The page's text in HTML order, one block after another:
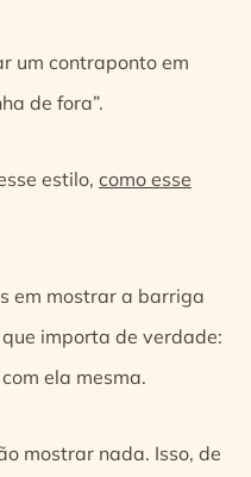
um contraponto em
de fora”.
estilo, como esse
em mostrar a barriga
importa de verdade:
ela mesma.
mostrar nada. Isso, de